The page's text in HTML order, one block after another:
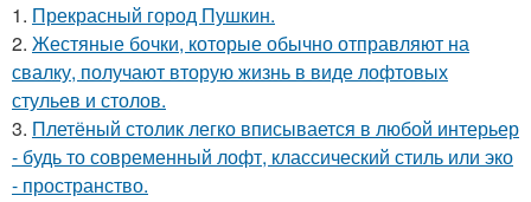
1. Прекрасный город Пушкин.
2. Жестяные бочки, которые обычно отправляют на
свалку, получают вторую жизнь в виде лофтовых
стульев и столов.
3. Плетёный столик легко вписывается в любой интерьер
- будь то современный лофт, классический стиль или эко
- пространство.